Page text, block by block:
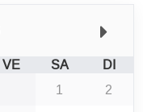
VE SA
DI
1
2